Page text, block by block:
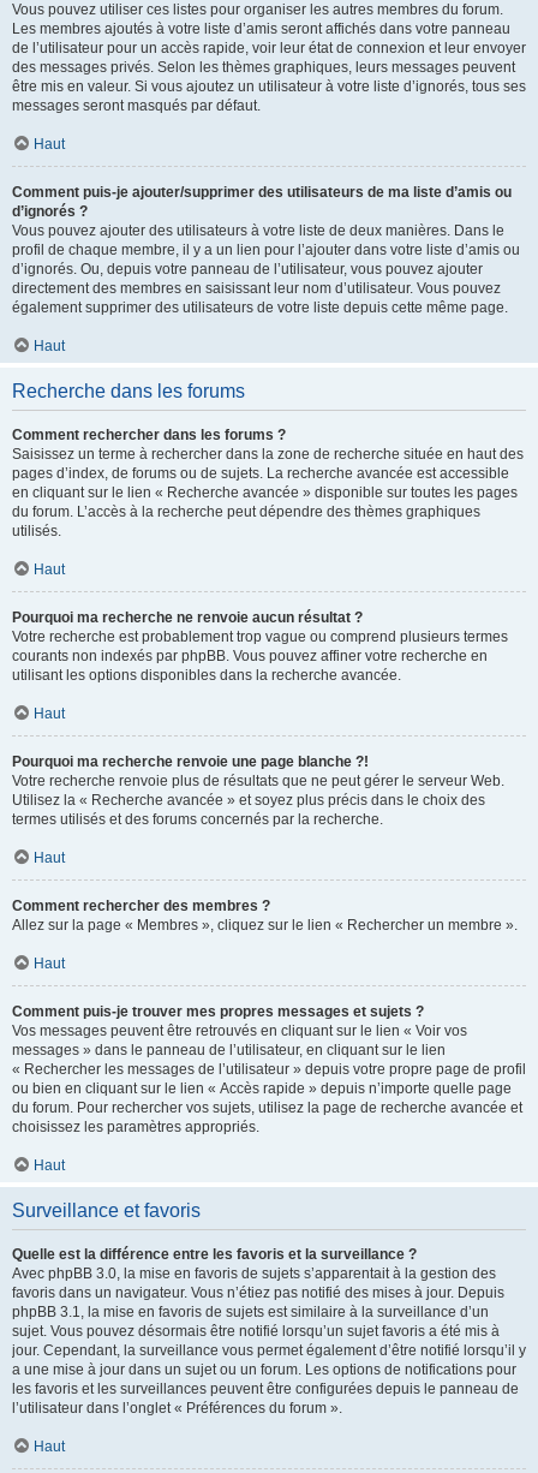
Vous pouvez utiliser ces listes pour organiser les autres membres du forum.
Les membres ajoutés à votre liste d’amis seront affichés dans votre panneau
de l’utilisateur pour un accès rapide, voir leur état de connexion et leur envoyer
des messages privés. Selon les thèmes graphiques, leurs messages peuvent
être mis en valeur. Si vous ajoutez un utilisateur à votre liste d’ignorés, tous ses
messages seront masqués par défaut.
Haut
Comment puis-je ajouter/supprimer des utilisateurs de ma liste d’amis ou
d’ignorés ?
Vous pouvez ajouter des utilisateurs à votre liste de deux manières. Dans le
profil de chaque membre, il y a un lien pour l’ajouter dans votre liste d’amis ou
d’ignorés. Ou, depuis votre panneau de l’utilisateur, vous pouvez ajouter
directement des membres en saisissant leur nom d’utilisateur. Vous pouvez
également supprimer des utilisateurs de votre liste depuis cette même page.
Haut
Recherche dans les forums
Comment rechercher dans les forums ?
Saisissez un terme à rechercher dans la zone de recherche située en haut des
pages d’index, de forums ou de sujets. La recherche avancée est accessible
en cliquant sur le lien « Recherche avancée » disponible sur toutes les pages
du forum. L’accès à la recherche peut dépendre des thèmes graphiques
utilisés.
Haut
Pourquoi ma recherche ne renvoie aucun résultat ?
Votre recherche est probablement trop vague ou comprend plusieurs termes
courants non indexés par phpBB. Vous pouvez affiner votre recherche en
utilisant les options disponibles dans la recherche avancée.
Haut
Pourquoi ma recherche renvoie une page blanche ?!
Votre recherche renvoie plus de résultats que ne peut gérer le serveur Web.
Utilisez la « Recherche avancée » et soyez plus précis dans le choix des
termes utilisés et des forums concernés par la recherche.
Haut
Comment rechercher des membres ?
Allez sur la page « Membres », cliquez sur le lien « Rechercher un membre ».
Haut
Comment puis-je trouver mes propres messages et sujets ?
Vos messages peuvent être retrouvés en cliquant sur le lien « Voir vos
messages » dans le panneau de l’utilisateur, en cliquant sur le lien
« Rechercher les messages de l’utilisateur » depuis votre propre page de profil
ou bien en cliquant sur le lien « Accès rapide » depuis n’importe quelle page
du forum. Pour rechercher vos sujets, utilisez la page de recherche avancée et
choisissez les paramètres appropriés.
Haut
Surveillance et favoris
Quelle est la différence entre les favoris et la surveillance ?
Avec phpBB 3.0, la mise en favoris de sujets s’apparentait à la gestion des
favoris dans un navigateur. Vous n’étiez pas notifié des mises à jour. Depuis
phpBB 3.1, la mise en favoris de sujets est similaire à la surveillance d’un
sujet. Vous pouvez désormais être notifié lorsqu’un sujet favoris a été mis à
jour. Cependant, la surveillance vous permet également d’être notifié lorsqu’il y
a une mise à jour dans un sujet ou un forum. Les options de notifications pour
les favoris et les surveillances peuvent être configurées depuis le panneau de
l’utilisateur dans l’onglet « Préférences du forum ».
Haut